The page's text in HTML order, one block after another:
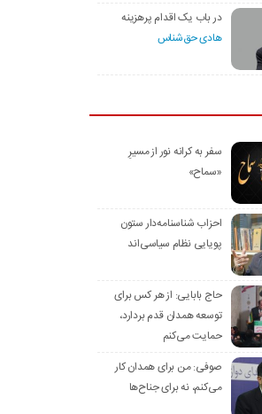
در باب یک اقدام پرهزینه
هادی حق‌شناس
سفر به کرانه‌ نور از مسیرِ
«سماح»
احزاب شناسنامه‌دار ستون
پویایی نظام سیاسی‌اند
حاج بابایی: از هر کس برای
توسعه همدان قدم بردارد،
حمایت می‌کنم
صوفی: من برای همدان کار
می‌کنم، نه برای جناح‌ها